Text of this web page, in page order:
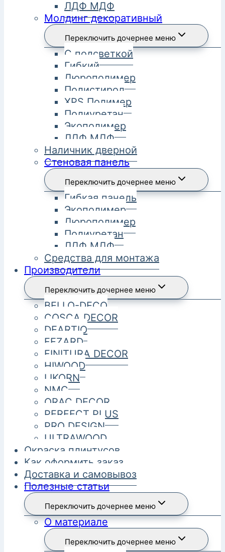
ЛДФ МДФ
Молдинг декоративный
Переключить дочернее меню
С подсветкой
Гибкий
Дюрополимер
Полистирол
XPS Полимер
Полиуретан
Экополимер
ЛДФ МДФ
Наличник дверной
Стеновая панель
Переключить дочернее меню
Гибкая панель
Экополимер
Дюрополимер
Полиуретан
ЛДФ МДФ
Средства для монтажа
Производители
Переключить дочернее меню
BELLO-DECO
COSCA DECOR
DEARTIO
FEZARD
FINITURA DECOR
HIWOOD
LIKORN
NMC
ORAC DECOR
PERFECT PLUS
PRO DESIGN
ULTRAWOOD
Окраска плинтусов
Как оформить заказ
Доставка и самовывоз
Полезные статьи
Переключить дочернее меню
О материале
Переключить дочернее меню